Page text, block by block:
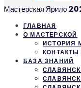
Мастерская Ярило
ГЛАВНАЯ
О МАСТЕРСКОЙ
ИСТОРИЯ
КОНТАКТЫ
БАЗА ЗНАНИЙ